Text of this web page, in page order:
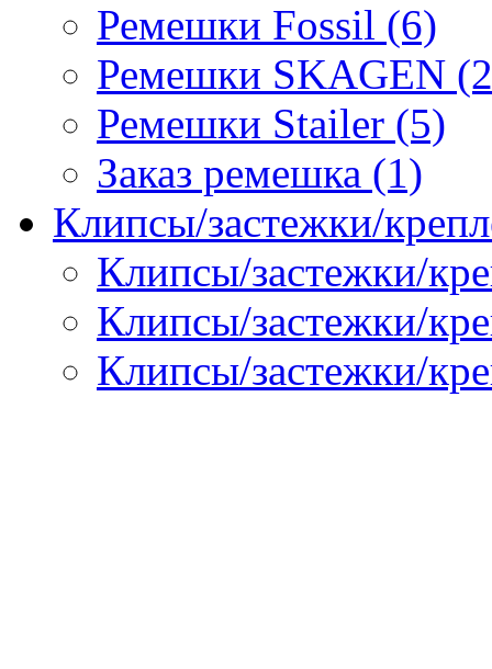
Ремешки Fossil (6)
Ремешки SKAGEN
Ремешки Stailer (5)
Заказ ремешка (1)
Клипсы/застежки/
Клипсы/застежки/
Клипсы/застежки/
Клипсы/застежки/